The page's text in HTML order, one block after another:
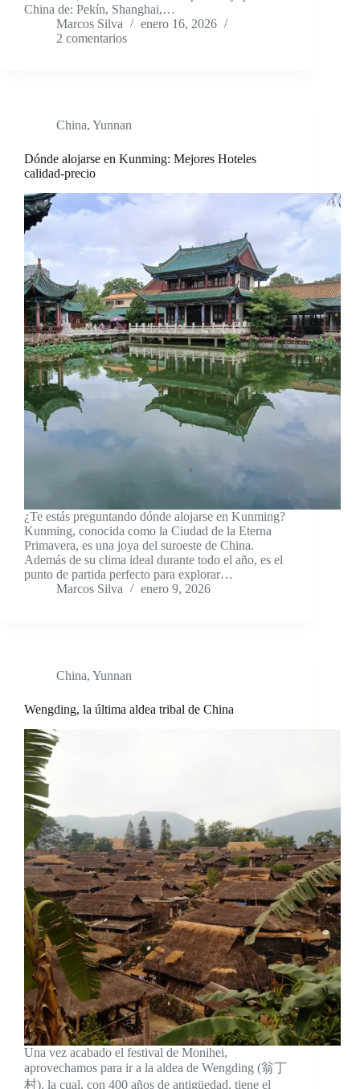
China de: Pekín, Shanghai,…
Marcos Silva
enero 16, 2026
2 comentarios
China, Yunnan
Dónde alojarse en Kunming: Mejores Hoteles
calidad-precio
¿Te estás preguntando dónde alojarse en Kunming?
Kunming, conocida como la Ciudad de la Eterna
Primavera, es una joya del suroeste de China.
Además de su clima ideal durante todo el año, es el
punto de partida perfecto para explorar…
Marcos Silva
enero 9, 2026
China, Yunnan
Wengding, la última aldea tribal de China
Una vez acabado el festival de Monihei,
aprovechamos para ir a la aldea de Wengding (翁丁
村), la cual, con 400 años de antigüedad, tiene el